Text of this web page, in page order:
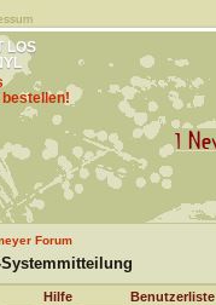
LOS
Forum
Hilfe Benutzerliste